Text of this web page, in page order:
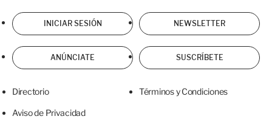
INICIAR SESIÓN NEWSLETTER
ANÚNCIATE SUSCRÍBETE
Directorio Términos y Condiciones
Aviso de Privacidad